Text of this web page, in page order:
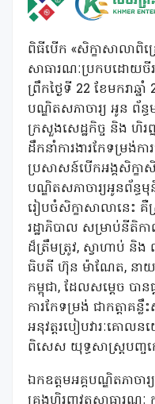
ពិធីបើក «សិក្ខាសាលាពិ
សាធារណៈប្រកបដោយចីរភ
ព្រឹកថ្ងៃទី 22 ខែមករាឆ្
បណ្ឌិតសភាចារ្យ អូន ព័ន្ធមុ
ក្រសួងសេដ្ឋកិច្ច និង ហិរញ្
ដឹកនាំការងារកែទម្រង់ក
ប្រសាសន៍បើកអង្គសិក្ខា
បណ្ឌិតសភាចារ្យអូនព័ន្ធមុ
រៀបចំសិក្ខាសាលានេះ គឺ
រដ្ឋាភិបាល សម្រាប់នីតិក
ដ៏ត្រឹមត្រូវ, ស្វាហាប់ និង
ធិបតី ហ៊ុន ម៉ាណែត, នាយក
កម្ពុជា, ដែលសម្តេច បា
ការកែទម្រង់ ជាកត្តាគ
អនុវត្តរបៀបវារៈគោល
ពិសេស យុទ្ធសាស្ត្រប
ឯកឧត្តមអគ្គបណ្ឌិតភាចារ្